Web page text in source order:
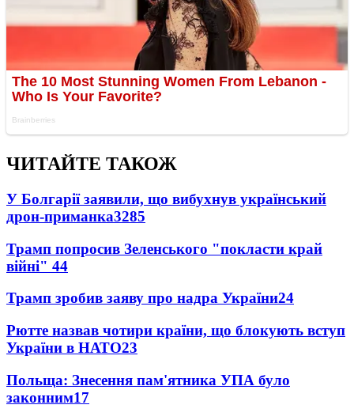
ЧИТАЙТЕ ТАКОЖ
У Болгарії заявили, що вибухнув український
дрон-приманка3285
Трамп попросив Зеленського "покласти край
війні" 44
Трамп зробив заяву про надра України24
Рютте назвав чотири країни, що блокують вступ
України в НАТО23
Польща: Знесення пам'ятника УПА було
законним17